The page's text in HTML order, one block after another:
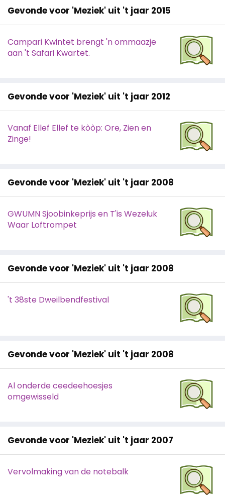
Gevonde voor 'Meziek' uit 't jaar 2015
Campari Kwintet brengt 'n ommaazje
aan 't Safari Kwartet.
Gevonde voor 'Meziek' uit 't jaar 2012
Vanaf Ellef Ellef te kòòp: Ore, Zien en
Zinge!
Gevonde voor 'Meziek' uit 't jaar 2008
GWUMN Sjoobinkeprijs en T'is Wezeluk
Waar Loftrompet
Gevonde voor 'Meziek' uit 't jaar 2008
't 38ste Dweilbendfestival
Gevonde voor 'Meziek' uit 't jaar 2008
Al onderde ceedeehoesjes
omgewisseld
Gevonde voor 'Meziek' uit 't jaar 2007
Vervolmaking van de notebalk